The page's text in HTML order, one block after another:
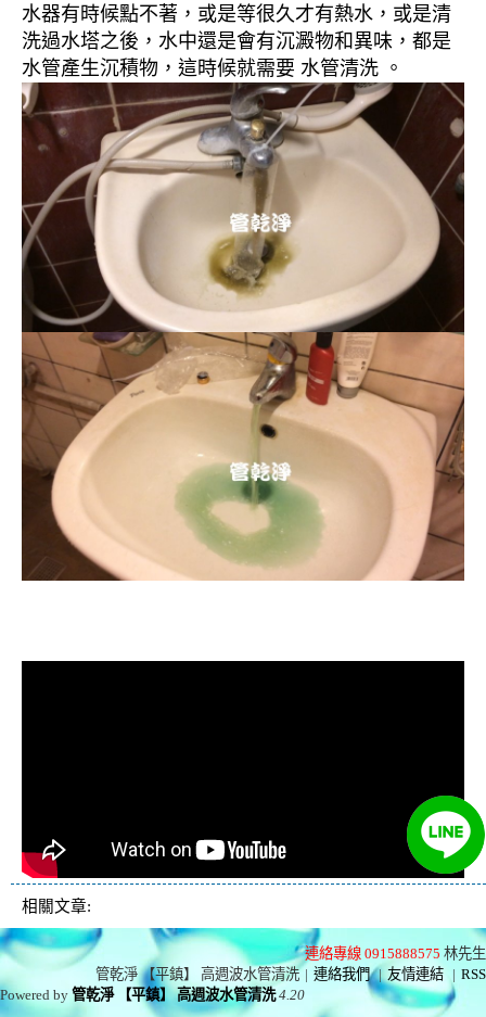
水器有時候點不著，或是等很久才有熱水，或是清
洗過水塔之後，水中還是會有沉澱物和異味，都是
水管產生沉積物，這時候就需要 水管清洗 。
相關文章:
連絡專線 0915888575 林先生
管乾淨 【平鎮】 高週波水管清洗 | 連絡我們 | 友情連結 | RSS
Powered by管乾淨 【平鎮】 高週波水管清洗 4.20